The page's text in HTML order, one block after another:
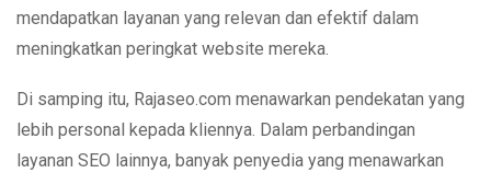
mendapatkan layanan yang relevan dan efektif dalam
meningkatkan peringkat website mereka.
Di samping itu, Rajaseo.com menawarkan pendekatan yang
lebih personal kepada kliennya. Dalam perbandingan
layanan SEO lainnya, banyak penyedia yang menawarkan